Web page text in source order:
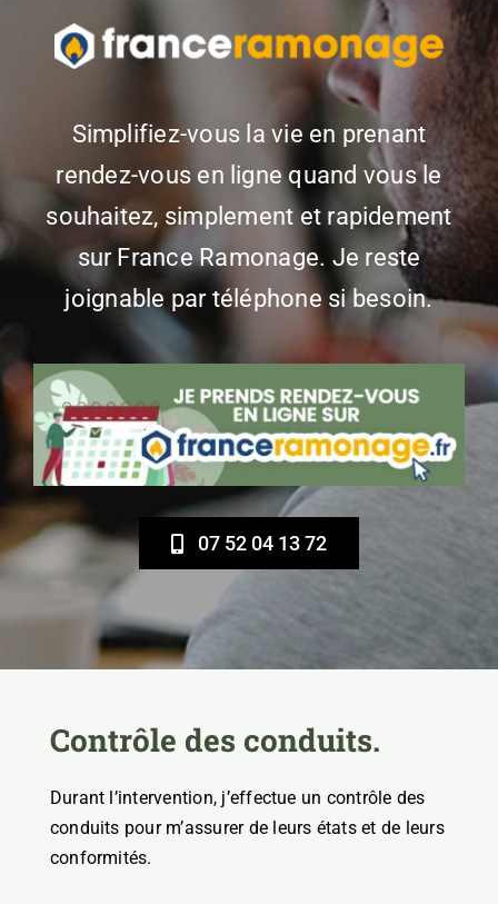
Simplifiez-vous la vie en prenant
rendez-vous en ligne quand vous le
souhaitez, simplement et rapidement
sur France Ramonage. Je reste
joignable par téléphone si besoin.
07 52 04 13 72
Contrôle des conduits.
Durant l’intervention, j’effectue un contrôle des
conduits pour m’assurer de leurs états et de leurs
conformités.